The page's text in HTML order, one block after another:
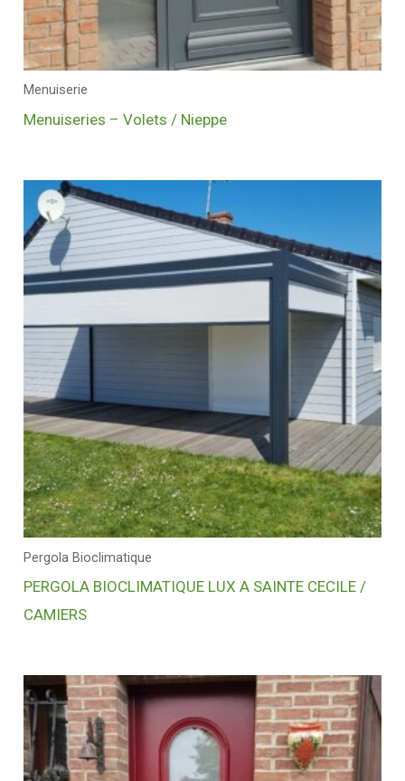
Menuiserie
Menuiseries – Volets / Nieppe
Pergola Bioclimatique
PERGOLA BIOCLIMATIQUE LUX A SAINTE CECILE /
CAMIERS